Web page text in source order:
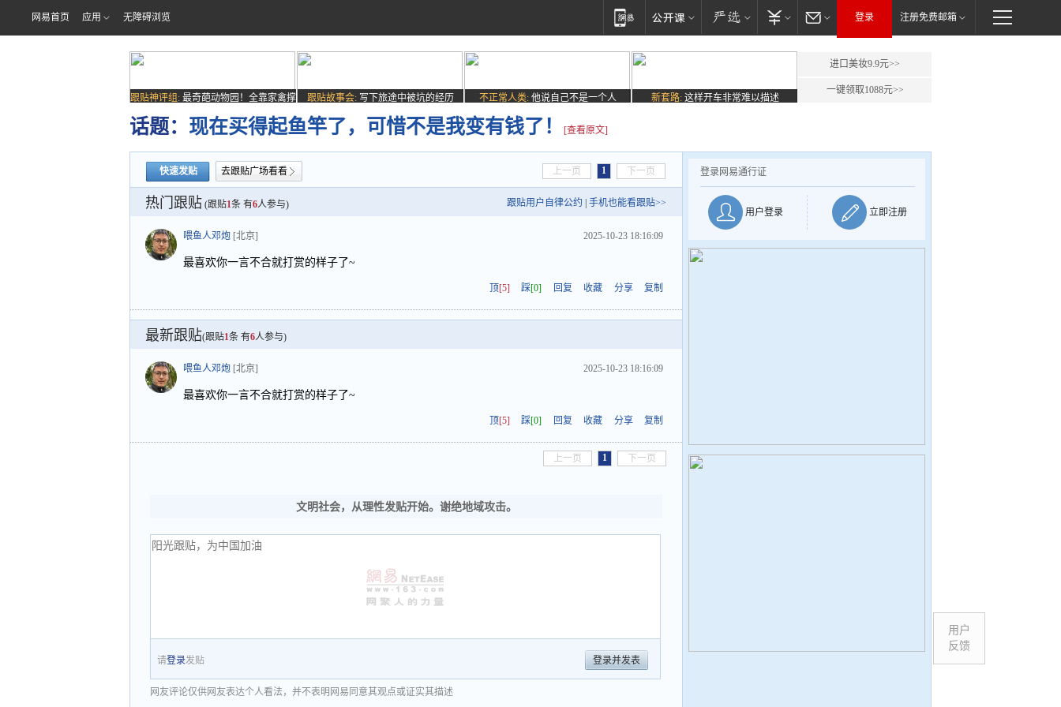
网易首页 应用 无障碍浏览 登录 注册免费邮箱
跟贴神评组: 最奇葩动物园！全靠家禽撑
场子
跟贴故事会: 写下旅途中被坑的经历 不正常人类: 他说自己不是一个人 新套路: 这样开车非常难以描述
进口美妆9.9元>>
一键领取1088元>>
话题： 现在买得起鱼竿了，可惜不是我变有钱了！ [查看原文]
快速发贴 去跟贴广场看看 上一页 1 下一页
热门跟贴 (跟贴1条 有6人参与) 跟贴用户自律公约 手机也能看跟贴>>
喂鱼人邓炮 [北京] 2025-10-23 18:16:09
最喜欢你一言不合就打赏的样子了~
顶[5] 踩[0] 回复 收藏 分享 复制
最新跟贴(跟贴1条 有6人参与)
喂鱼人邓炮 [北京] 2025-10-23 18:16:09
最喜欢你一言不合就打赏的样子了~
顶[5] 踩[0] 回复 收藏 分享 复制
上一页 1 下一页
文明社会，从理性发贴开始。谢绝地域攻击。
请登录发贴 登录并发表
网友评论仅供网友表达个人看法，并不表明网易同意其观点或证实其描述
登录网易通行证
用户登录 立即注册
用户
反馈